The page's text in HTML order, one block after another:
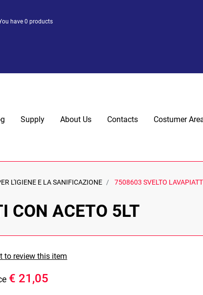
have0 products
Supply About Us Contacts Costumer
L'IGIENE E LA SANIFICAZIONE 7508603 SVELTO
CON ACETO 5LT
to review this item
€ 21,05